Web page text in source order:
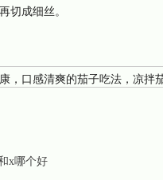
切成细丝。
x哪个好